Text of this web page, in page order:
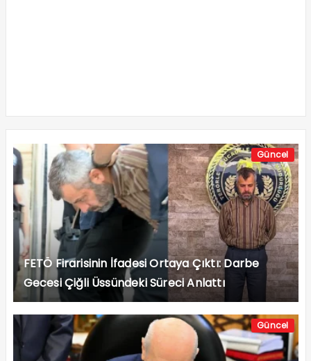
Güncel
FETÖ Firarisinin İfadesi Ortaya Çıktı: Darbe
Gecesi Çiğli Üssündeki Süreci Anlattı
Güncel